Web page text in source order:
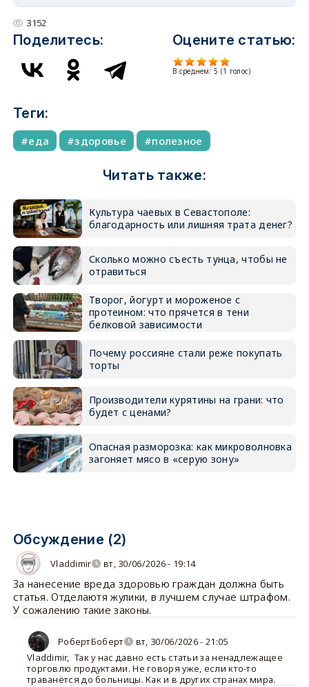
3152
Поделитесь: Оцените статью:
В среднем:5 (1 голос)
Теги:
еда здоровье полезное
Читать также:
Культура чаевых в Севастополе:
благодарность или лишняя трата денег?
Сколько можно съесть тунца, чтобы не
отравиться
Творог, йогурт и мороженое с
протеином: что прячется в тени
белковой зависимости
Почему россияне стали реже покупать
торты
Производители курятины на грани: что
будет с ценами?
Опасная разморозка: как микроволновка
загоняет мясо в «серую зону»
Обсуждение (2)
Vladdimir вт, 30/06/2026 - 19:14
За нанесение вреда здоровью граждан должна быть
статья. Отделаютя жулики, в лучшем случае штрафом.
У сожалению такие законы.
РобертБоберт
вт, 30/06/2026 - 21:05
Vladdimir, Так у нас давно есть статьи за ненадлежащее
торговлю продуктами. Не говоря уже, если кто-то
траванётся до больницы. Как и в других странах мира.